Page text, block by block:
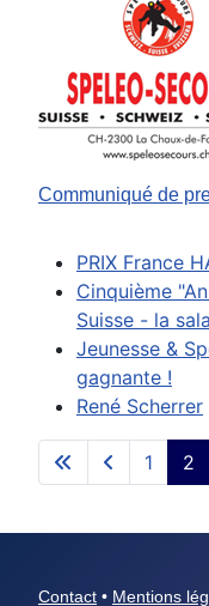
Communiqué de
PRIX France
Cinquième
Suisse - la
Jeunesse &
gagnante !
René Scherrer
1 2
Contact • Mentions